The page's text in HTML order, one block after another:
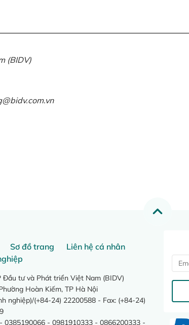
(BIDV)
Sơ đồ trang
Liên hệ cá nhân
tư và Phát triển Việt Nam (BIDV)
Hoàn Kiếm, TP Hà Nội
nghiệp)/(+84-24) 22200588 - Fax: (+84-24)
0385190066 - 0981910333 - 0866200333 -